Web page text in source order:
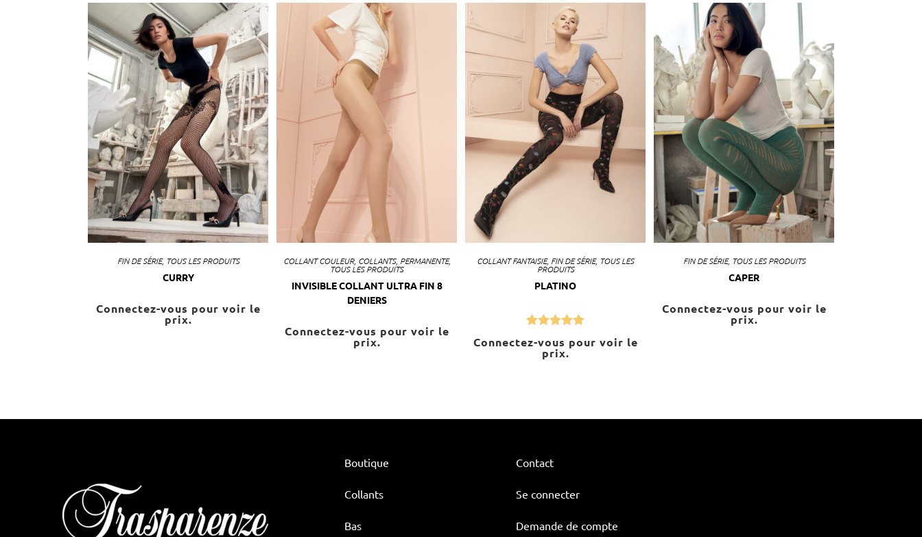
FIN DE SÉRIE, TOUS LES PRODUITS
CURRY
Connectez-vous pour voir le
prix.
COLLANT COULEUR, COLLANTS, PERMANENTE,
TOUS LES PRODUITS
INVISIBLE COLLANT ULTRA FIN 8
DENIERS
Connectez-vous pour voir le
prix.
COLLANT FANTAISIE, FIN DE SÉRIE, TOUS LES
PRODUITS
PLATINO
sur 5
Connectez-vous pour voir le
prix.
FIN DE SÉRIE, TOUS LES PRODUITS
CAPER
Connectez-vous pour voir le
prix.
Boutique
Collants
Bas
Contact
Se connecter
Demande de compte